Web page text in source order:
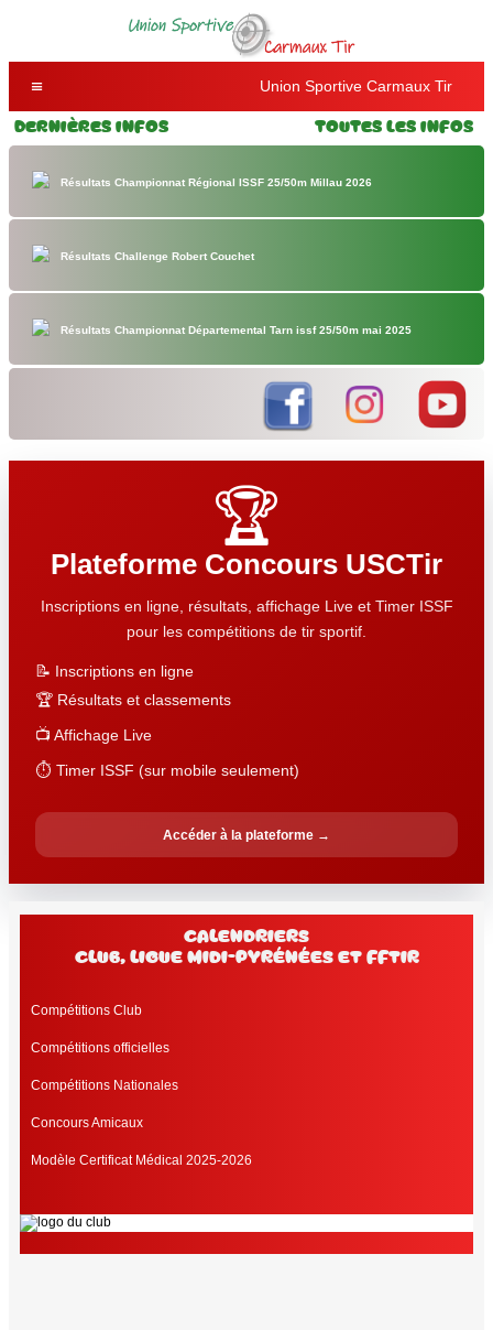
Union Sportive Carmaux Tir
Dernières Infos Toutes les Infos
Résultats Championnat Régional ISSF 25/50m Millau 2026
Résultats Challenge Robert Couchet
Résultats Championnat Départemental Tarn issf 25/50m mai 2025
🏆
Plateforme Concours USCTir
Inscriptions en ligne, résultats, affichage Live et Timer ISSF
pour les compétitions de tir sportif.
📝 Inscriptions en ligne
🏆 Résultats et classements
📺 Affichage Live
⏱️ Timer ISSF (sur mobile seulement)
Accéder à la plateforme →
Calendriers
club, Ligue Midi-Pyrénées et FFtir
Compétitions Club
Compétitions officielles
Compétitions Nationales
Concours Amicaux
Modèle Certificat Médical 2025-2026